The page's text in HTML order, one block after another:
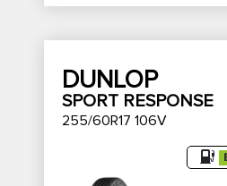
DUNLOP
SPORT RESPONSE
255/60R17 106V